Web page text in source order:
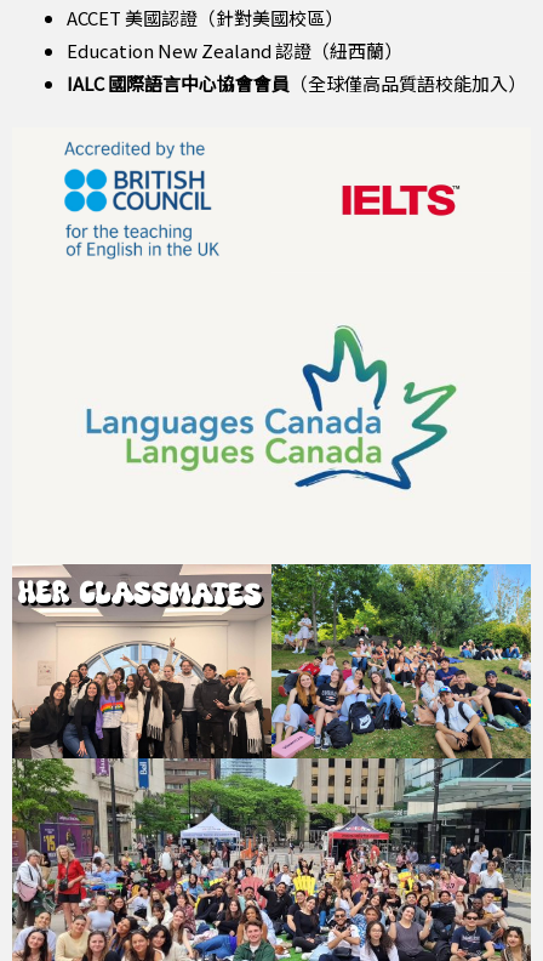
ACCET 美國認證（針對美國校區）
Education New Zealand 認證（紐西蘭）
IALC 國際語言中心協會會員 （全球僅高品質語校能加入）